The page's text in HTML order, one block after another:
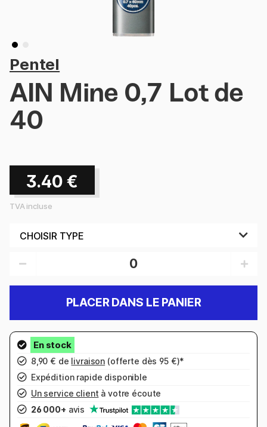
Pentel
AIN Mine 0,7 Lot de
40
3.40 €
TVA incluse
PLACER DANS LE PANIER
8,90 € de livraison (offerte dès 95 €)*
Expédition rapide disponible
Un service client à votre écoute
26 000+ avis